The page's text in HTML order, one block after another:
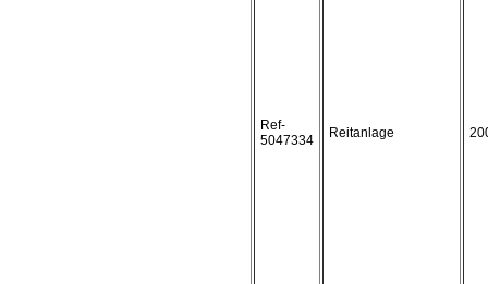
Ref-
5047334
Reitanlage